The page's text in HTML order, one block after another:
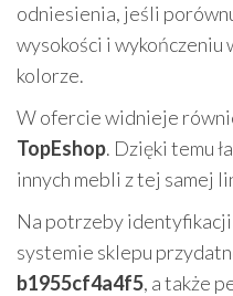
odniesienia, jeśli
wysokości i wykończeniu
kolorze.
W ofercie widnieje
TopEshop. Dzięki temu
innych mebli z tej samej
Na potrzeby
systemie sklepu
b1955cf4a4f5, a także